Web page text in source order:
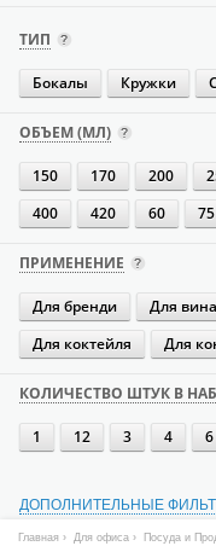
ТИП
Бокалы Кружки
ОБЪЕМ (МЛ)
150 170 200
400
420 60 75
ПРИМЕНЕНИЕ
Для бренди Для вина
Для коктейля
Для
КОЛИЧЕСТВО ШТУК В
1 12 3 4 6
ДОПОЛНИТЕЛЬНЫЕ
Главная › Для офиса › Посуда и